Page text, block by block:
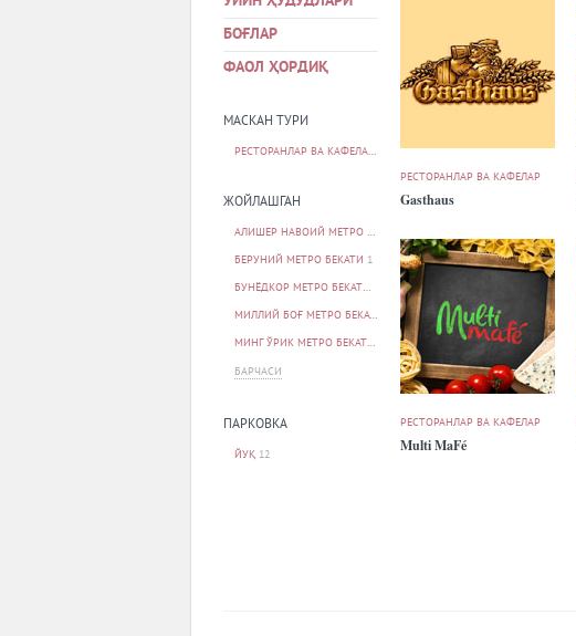
БОҒЛАР
ФАОЛ ҲОРДИҚ
МАСКАН ТУРИ
РЕСТОРАНЛАР ВА КАФЕЛАР
ЖОЙЛАШГАН
АЛИШЕР НАВОИЙ МЕТРО БЕКАТИ
БЕРУНИЙ МЕТРО БЕКАТИ 1
БУНЁДКОР МЕТРО БЕКАТИ
МИЛЛИЙ БОҒ МЕТРО БЕКАТИ
МИНГ ЎРИК МЕТРО БЕКАТИ
БАРЧАСИ
ПАРКОВКА
ЙУҚ 12
РЕСТОРАНЛАР ВА КАФЕЛАР
Gasthaus
РЕСТОРАНЛАР ВА КАФЕЛАР
Multi MaFé